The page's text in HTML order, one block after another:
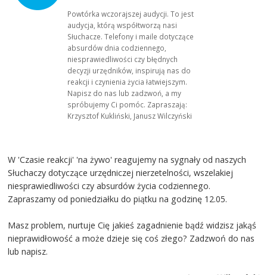
Powtórka wczorajszej audycji. To jest
audycja, którą współtworzą nasi
Słuchacze. Telefony i maile dotyczące
absurdów dnia codziennego,
niesprawiedliwości czy błędnych
decyzji urzędników, inspirują nas do
reakcji i czynienia życia łatwiejszym.
Napisz do nas lub zadzwoń, a my
spróbujemy Ci pomóc. Zapraszają:
Krzysztof Kukliński, Janusz Wilczyński
W 'Czasie reakcji' 'na żywo' reagujemy na sygnały od naszych
Słuchaczy dotyczące urzędniczej nierzetelności, wszelakiej
niesprawiedliwości czy absurdów życia codziennego.
Zapraszamy od poniedziałku do piątku na godzinę 12.05.
Masz problem, nurtuje Cię jakieś zagadnienie bądź widzisz jakąś
nieprawidłowość a może dzieje się coś złego? Zadzwoń do nas
lub napisz.